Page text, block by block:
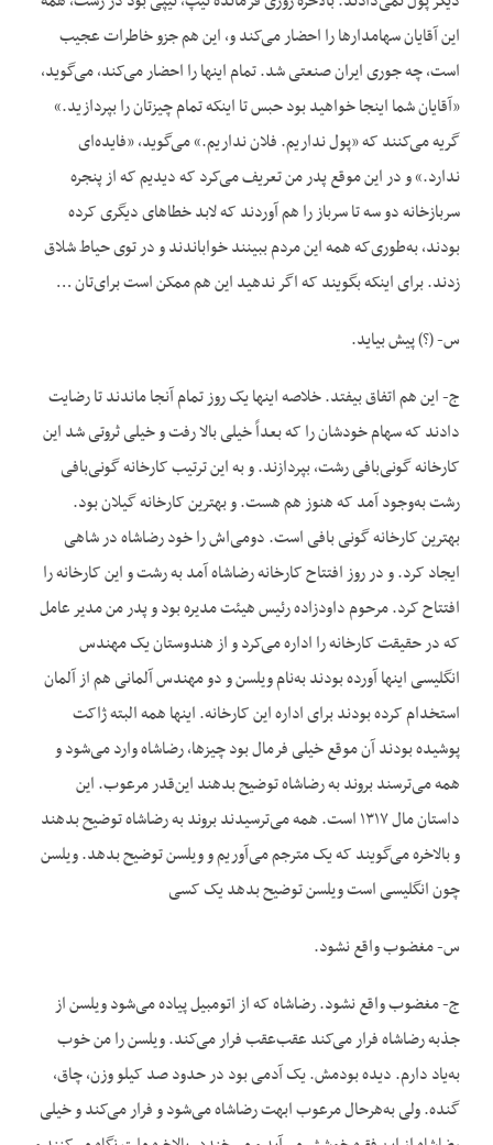
این آقایان سهامدارها را احضار می‌کند و، این هم جزو خاطرات عجیب
است، چه جوری ایران صنعتی شد. تمام اینها را احضار می‌کند، می‌گوید،
«آقایان شما اینجا خواهید بود حبس تا اینکه تمام چیزتان را بپردازید.»
گریه می‌کنند که «پول نداریم. فلان نداریم.» می‌گوید، «فایده‌ای
ندارد.» و در این موقع پدر من تعریف می‌کرد که دیدیم که از پنجره
سربازخانه دو سه تا سرباز را هم آوردند که لابد خطاهای دیگری کرده
بودند، به‌طوری‌که همه این مردم ببینند خواباندند و در توی حیاط شلاق
زدند. برای اینکه بگویند که اگر ندهید این هم ممکن است برای‌تان …
س- (؟) پیش بیاید.
ج- این هم اتفاق بیفتد. خلاصه اینها یک روز تمام آنجا ماندند تا رضایت
دادند که سهام خودشان را که بعداً خیلی بالا رفت و خیلی ثروتی شد این
کارخانه گونی‌بافی رشت، بپردازند. و به این ترتیب کارخانه گونی‌بافی
رشت به‌وجود آمد که هنوز هم هست. و بهترین کارخانه گیلان بود.
بهترین کارخانه گونی بافی است. دومی‌اش را خود رضاشاه در شاهی
ایجاد کرد. و در روز افتتاح کارخانه رضاشاه آمد به رشت و این کارخانه را
افتتاح کرد. مرحوم داودزاده رئیس هیئت مدیره بود و پدر من مدیر عامل
که در حقیقت کارخانه را اداره می‌کرد و از هندوستان یک مهندس
انگلیسی اینها آورده بودند به‌نام ویلسن و دو مهندس آلمانی هم از آلمان
استخدام کرده بودند برای اداره این کارخانه. اینها همه البته ژاکت
پوشیده بودند آن موقع خیلی فرمال بود چیزها، رضاشاه وارد می‌شود و
همه می‌ترسند بروند به رضاشاه توضیح بدهند این‌قدر مرعوب. این
داستان مال ۱۳۱۷ است. همه می‌ترسیدند بروند به رضاشاه توضیح بدهند
و بالاخره می‌گویند که یک مترجم می‌آوریم و ویلسن توضیح بدهد. ویلسن‌
چون انگلیسی است ویلسن توضیح بدهد یک کسی
س- مغضوب واقع نشود.
ج- مغضوب واقع نشود. رضاشاه که از اتومبیل پیاده می‌شود ویلسن از
جذبه رضاشاه فرار می‌کند عقب‌عقب فرار می‌کند. ویلسن را من خوب
به‌یاد دارم. دیده بودمش. یک آدمی بود در حدود صد کیلو وزن، چاق،
گنده. ولی به‌هرحال مرعوب ابهت رضاشاه می‌شود و فرار می‌کند و خیلی